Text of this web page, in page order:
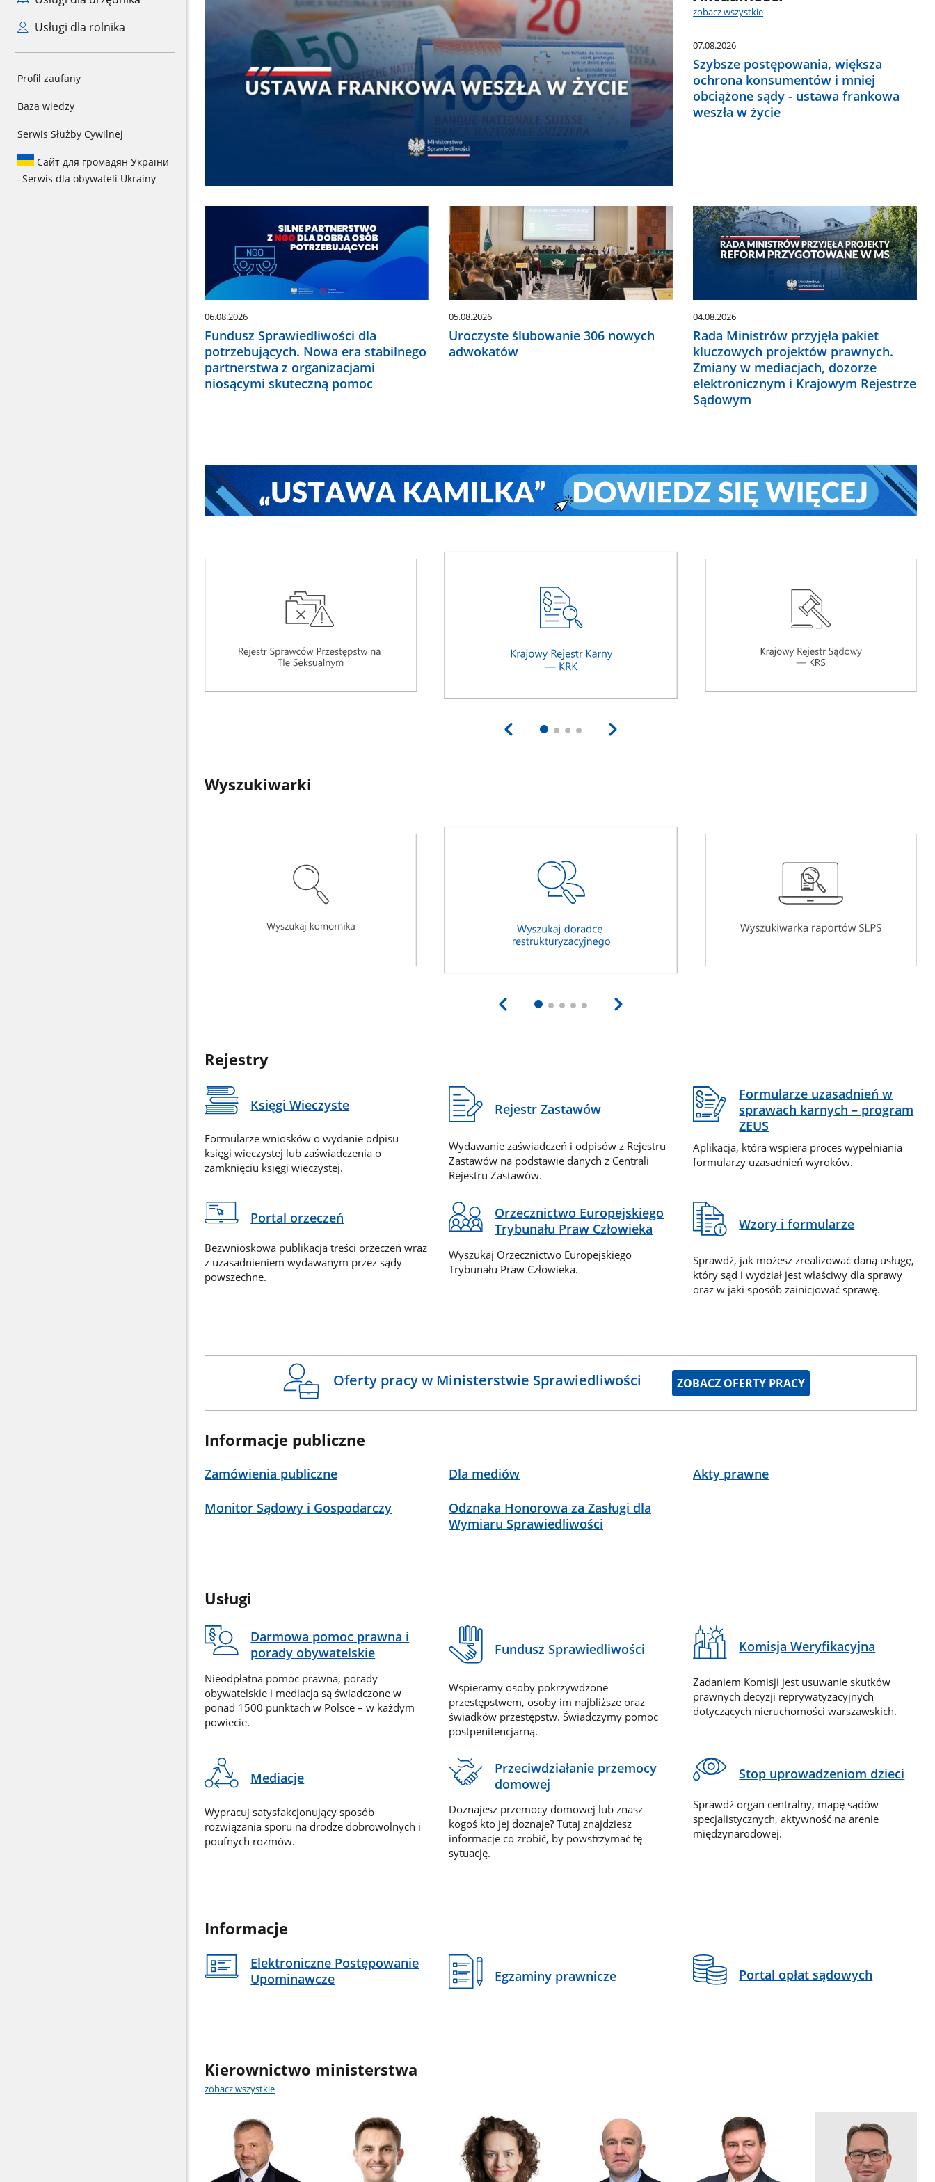
Usługi dla rolnika
Profil zaufany
Baza wiedzy
Serwis Służby Cywilnej
Сайт для громадян України
–Serwis dla obywateli Ukrainy
zobacz wszystkie
07.08.2026
Szybsze postępowania, większa
ochrona konsumentów i mniej
obciążone sądy - ustawa frankowa
weszła w życie
06.08.2026
Fundusz Sprawiedliwości dla
potrzebujących. Nowa era stabilnego
partnerstwa z organizacjami
niosącymi skuteczną pomoc
05.08.2026
Uroczyste ślubowanie 306 nowych
adwokatów
04.08.2026
Rada Ministrów przyjęła pakiet
kluczowych projektów prawnych.
Zmiany w mediacjach, dozorze
elektronicznym i Krajowym Rejestrze
Sądowym
Wyszukiwarki
Rejestry
Księgi Wieczyste
Formularze wniosków o wydanie odpisu
księgi wieczystej lub zaświadczenia o
zamknięciu księgi wieczystej.
Rejestr Zastawów
Wydawanie zaświadczeń i odpisów z Rejestru
Zastawów na podstawie danych z Centrali
Rejestru Zastawów.
Formularze uzasadnień w
sprawach karnych – program
ZEUS
Aplikacja, która wspiera proces wypełniania
formularzy uzasadnień wyroków.
Portal orzeczeń
Bezwnioskowa publikacja treści orzeczeń wraz
z uzasadnieniem wydawanym przez sądy
powszechne.
Orzecznictwo Europejskiego
Trybunału Praw Człowieka
Wyszukaj Orzecznictwo Europejskiego
Trybunału Praw Człowieka.
Wzory i formularze
Sprawdź, jak możesz zrealizować daną usługę,
który sąd i wydział jest właściwy dla sprawy
oraz w jaki sposób zainicjować sprawę.
Oferty pracy w Ministerstwie Sprawiedliwości ZOBACZ OFERTY PRACY
Informacje publiczne
Zamówienia publiczne Dla mediów Akty prawne
Monitor Sądowy i Gospodarczy
Odznaka Honorowa za Zasługi dla
Wymiaru Sprawiedliwości
Usługi
Darmowa pomoc prawna i
porady obywatelskie
Nieodpłatna pomoc prawna, porady
obywatelskie i mediacja są świadczone w
ponad 1500 punktach w Polsce – w każdym
powiecie.
Fundusz Sprawiedliwości
Wspieramy osoby pokrzywdzone
przestępstwem, osoby im najbliższe oraz
świadków przestępstw. Świadczymy pomoc
postpenitencjarną.
Komisja Weryfikacyjna
Zadaniem Komisji jest usuwanie skutków
prawnych decyzji reprywatyzacyjnych
dotyczących nieruchomości warszawskich.
Mediacje
Wypracuj satysfakcjonujący sposób
rozwiązania sporu na drodze dobrowolnych i
poufnych rozmów.
Przeciwdziałanie przemocy
domowej
Doznajesz przemocy domowej lub znasz
kogoś kto jej doznaje? Tutaj znajdziesz
informacje co zrobić, by powstrzymać tę
sytuację.
Stop uprowadzeniom dzieci
Sprawdź organ centralny, mapę sądów
specjalistycznych, aktywność na arenie
międzynarodowej.
Informacje
Elektroniczne Postępowanie
Upominawcze
Egzaminy prawnicze Portal opłat sądowych
Kierownictwo ministerstwa
zobacz wszystkie